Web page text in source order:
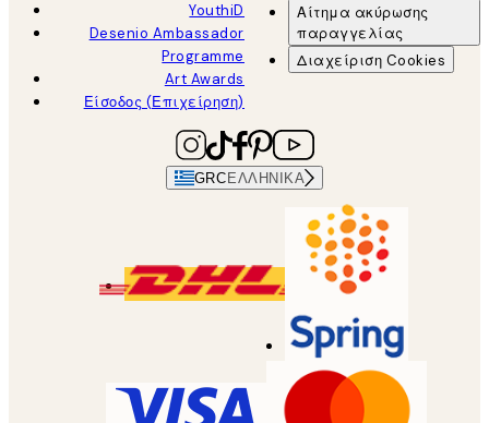
YouthiD
Desenio Ambassador
Programme
Art Awards
Είσοδος (Επιχείρηση)
Αίτημα ακύρωσης
παραγγελίας
Διαχείριση Cookies
GRC ΕΛΛΗΝΙΚΆ